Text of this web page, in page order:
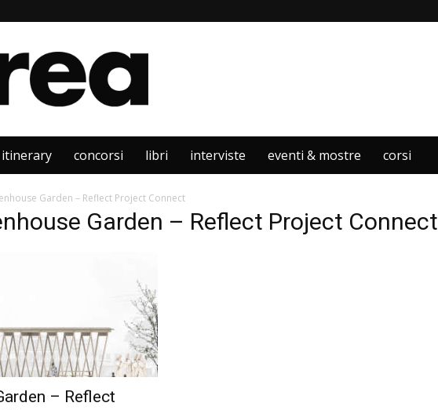
itinerary concorsi libri interviste eventi & mostre corsi
Garden – Reflect Project Connect
Garden – Reflect Project Connect
– Reflect